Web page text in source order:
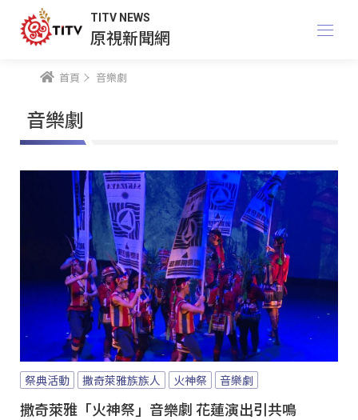
TITV NEWS
原視新聞網
首頁 音樂劇
音樂劇
祭典活動 撒奇萊雅族族人 火神祭 音樂劇
撒奇萊雅「火神祭」音樂劇 花蓮演出引共鳴